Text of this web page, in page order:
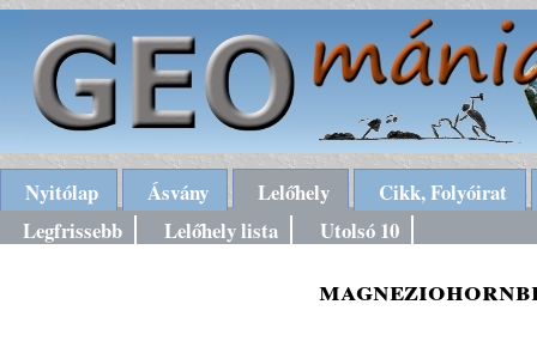
Nyitólap Ásvány Lelőhely
Cikk, Folyóirat
Legfrissebb
Lelőhely lista Utolsó 10